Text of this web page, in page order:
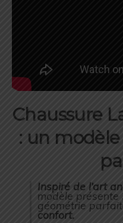
Chaussure
: un
Inspiré de l’art
modèle présente
géométrie
confort.